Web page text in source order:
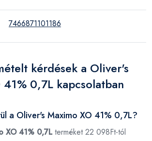
7466871101186
kérdések a Oliver's
0,7L kapcsolatban
a Oliver's Maximo XO 41% 0,7L?
XO 41% 0,7Lterméket 22 098Ft-tól